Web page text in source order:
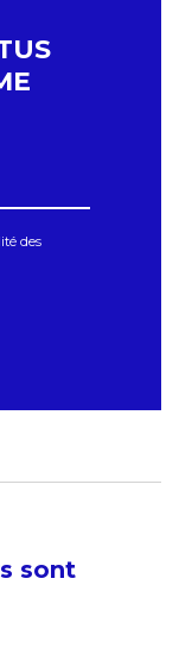
des
sont